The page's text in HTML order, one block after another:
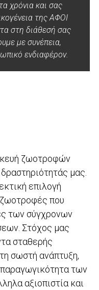
χρόνια και σας
της ΑΦΟΙ
στη διάθεσή σας
με συνέπεια,
ενδιαφέρον.
ζωοτροφών
μας.
επιλογή
που
των σύγχρονων
Στόχος μας
σταθερής
σωστή ανάπτυξη,
των
αξιοπιστία και